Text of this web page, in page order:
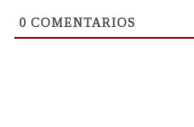
0 COMENTARIOS